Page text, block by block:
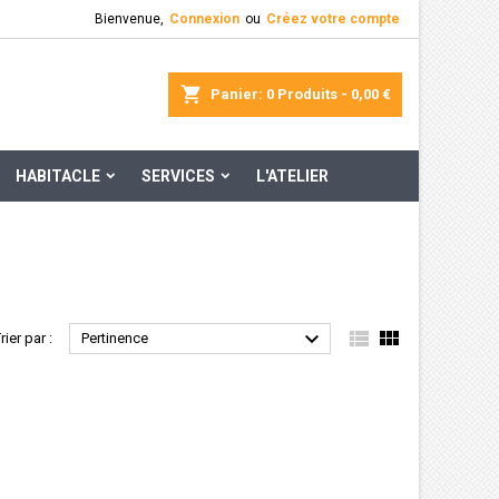
Bienvenue, Connexion ou Créez votre compte
Panier 0 Produits - 0,00 €
HABITACLE SERVICES L'ATELIER
par : Pertinence   